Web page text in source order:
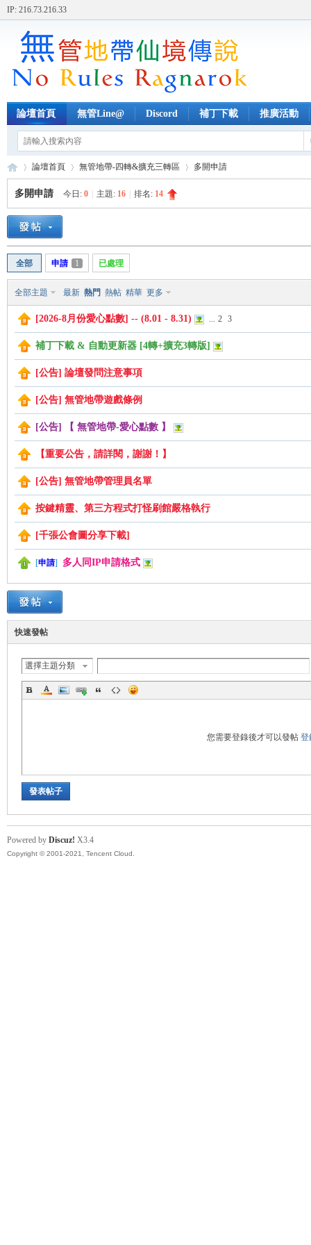
IP: 216.73.216.33
論壇首頁 無管Line@ Discord 補丁下載 推廣活動
帶
»
論壇首頁 無管地帶-四轉&擴充三轉區 多開申請
多開申請 今日: 0 主題: 16 排名: 14
全部 申請 1 已處理
全部主題 最新 熱門 熱帖 精華 更多
[2026-8月份愛心點數] -- (8.01 - 8.31) ... 2 3
補丁下載 & 自動更新器 [4轉+擴充3轉版]
[公告] 論壇發問注意事項
[公告] 無管地帶遊戲條例
[公告] 【 無管地帶-愛心點數 】
【重要公告，請詳閱，謝謝！】
[公告] 無管地帶管理員名單
按鍵精靈、第三方程式打怪刷館嚴格執行
[千張公會圖分享下載]
[申請] 多人同IP申請格式
快速發帖
選擇主題分類
您需要登錄後才可以發帖 登
發表帖子
Powered by Discuz! X3.4
Copyright © 2001-2021, Tencent Cloud.